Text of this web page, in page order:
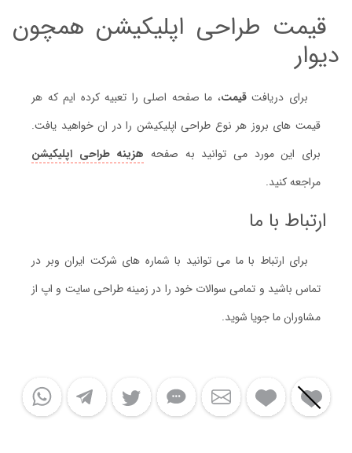
قیمت طراحی اپلیکیشن همچون
دیوار
برای دریافتقیمت، ما صفحه اصلی را تعبیه کرده ایم که هر
قیمت های بروز هر نوع طراحی اپلیکیشن را در ان خواهید یافت.
برای این مورد می توانید به صفحه هزینه طراحی اپلیکیشن
مراجعه کنید.
ارتباط با ما
برای ارتباط با ما می توانید با شماره های شرکت ایران وبر در
تماس باشید و تمامی سوالات خود را در زمینه طراحی سایت و اپ از
مشاوران ما جویا شوید.